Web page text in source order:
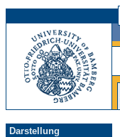
Darstellung